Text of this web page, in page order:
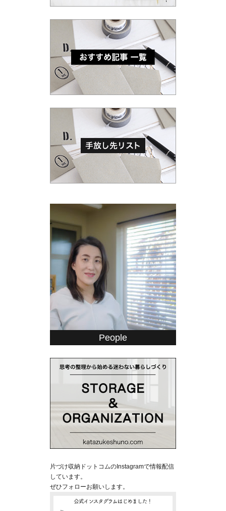
People
片づけ収納ドットコムのInstagramで情報配信
しています。
ぜひフォローお願いします。